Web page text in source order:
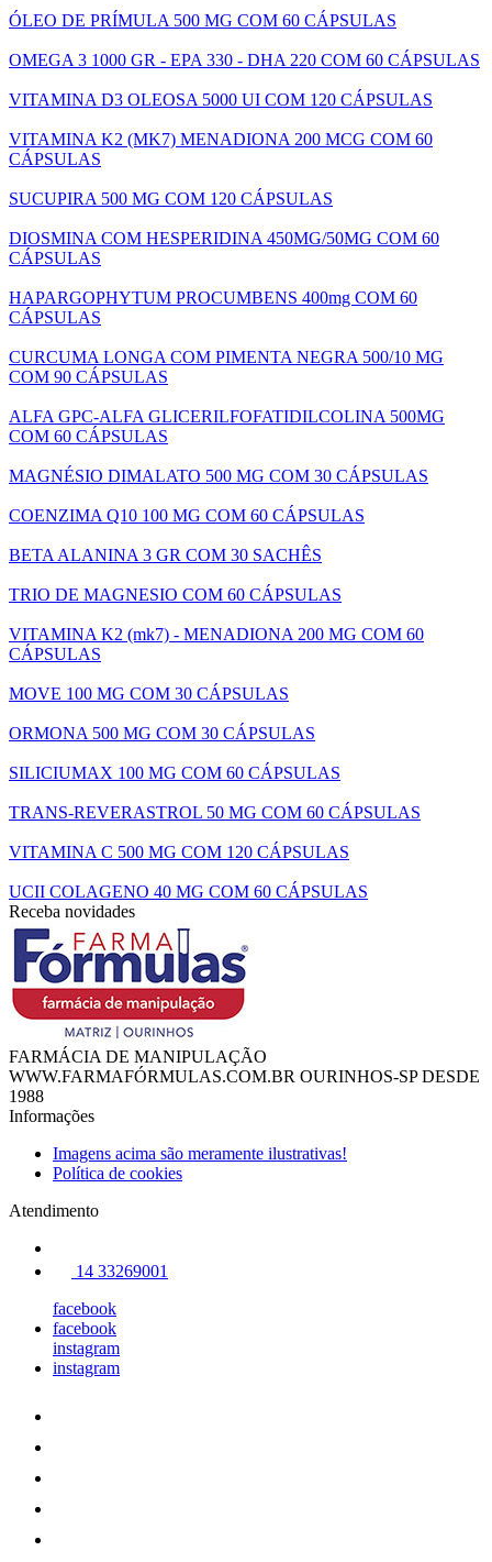
ÓLEO DE PRÍMULA 500 MG COM 60 CÁPSULAS
OMEGA 3 1000 GR - EPA 330 - DHA 220 COM 60 CÁPSULAS
VITAMINA D3 OLEOSA 5000 UI COM 120 CÁPSULAS
VITAMINA K2 (MK7) MENADIONA 200 MCG COM 60
CÁPSULAS
SUCUPIRA 500 MG COM 120 CÁPSULAS
DIOSMINA COM HESPERIDINA 450MG/50MG COM 60
CÁPSULAS
HAPARGOPHYTUM PROCUMBENS 400mg COM 60
CÁPSULAS
CURCUMA LONGA COM PIMENTA NEGRA 500/10 MG
COM 90 CÁPSULAS
ALFA GPC-ALFA GLICERILFOFATIDILCOLINA 500MG
COM 60 CÁPSULAS
MAGNÉSIO DIMALATO 500 MG COM 30 CÁPSULAS
COENZIMA Q10 100 MG COM 60 CÁPSULAS
BETA ALANINA 3 GR COM 30 SACHÊS
TRIO DE MAGNESIO COM 60 CÁPSULAS
VITAMINA K2 (mk7) - MENADIONA 200 MG COM 60
CÁPSULAS
MOVE 100 MG COM 30 CÁPSULAS
ORMONA 500 MG COM 30 CÁPSULAS
SILICIUMAX 100 MG COM 60 CÁPSULAS
TRANS-REVERASTROL 50 MG COM 60 CÁPSULAS
VITAMINA C 500 MG COM 120 CÁPSULAS
UCII COLAGENO 40 MG COM 60 CÁPSULAS
Receba novidades
FARMÁCIA DE MANIPULAÇÃO
WWW.FARMAFÓRMULAS.COM.BR OURINHOS-SP DESDE
1988
Informações
Imagens acima são meramente ilustrativas!
Política de cookies
Atendimento
14 33269001
facebook
facebook
instagram
instagram